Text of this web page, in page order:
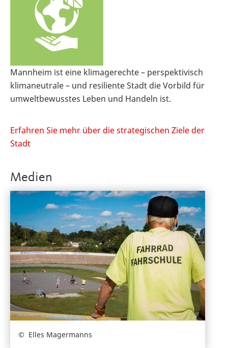
Mannheim ist eine klimagerechte – perspektivisch
klimaneutrale – und resiliente Stadt die Vorbild für
umweltbewusstes Leben und Handeln ist.
Erfahren Sie mehr über die strategischen Ziele der
Stadt
Medien
Elles Magermanns